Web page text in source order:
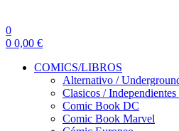
0
0 0,00 €
COMICS/LIBROS
Alternativo /
Clasicos /
Comic Book DC
Comic Book Marvel